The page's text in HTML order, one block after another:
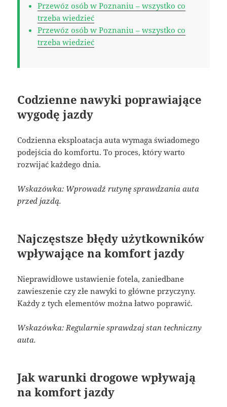
Przewóz osób w Poznaniu – wszystko co
trzeba wiedzieć
Przewóz osób w Poznaniu – wszystko co
trzeba wiedzieć
Codzienne nawyki poprawiające
wygodę jazdy
Codzienna eksploatacja auta wymaga świadomego
podejścia do komfortu. To proces, który warto
rozwijać każdego dnia.
Wskazówka: Wprowadź rutynę sprawdzania auta
przed jazdą.
Najczęstsze błędy użytkowników
wpływające na komfort jazdy
Nieprawidłowe ustawienie fotela, zaniedbane
zawieszenie czy złe nawyki to główne przyczyny.
Każdy z tych elementów można łatwo poprawić.
Wskazówka: Regularnie sprawdzaj stan techniczny
auta.
Jak warunki drogowe wpływają
na komfort jazdy